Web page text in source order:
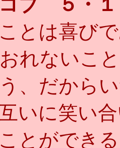
とは喜び
れないこ
う、だから
いに笑い
とができ